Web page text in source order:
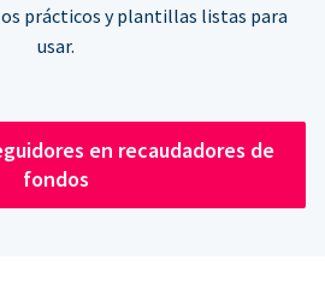
prácticos y plantillas listas para
usar.
en recaudadores de
fondos